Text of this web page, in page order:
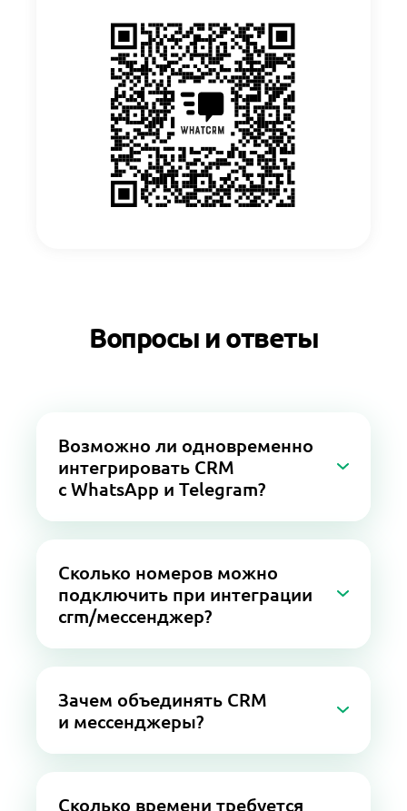
Вопросы и ответы
Возможно ли одновременно
интегрировать CRM
с WhatsApp и Telegram?
Да, с помощью сервиса Whatcrm
системы Битрикс24 и amoCRM можно
одновременно интегрировать
с WhatsApp и Telegram.
Сколько номеров можно
подключить при интеграции
crm/мессенджер?
Есть ограничения со стороны
amoCRM — не более 50 подключений
на один виджет. Количество номеров
для подключения при интеграции
Битрикс24 с мессенджерами
Зачем объединять CRM
и мессенджеры?
Благодаря связке CRM
и мессенджеров можно вести
Сколько времени требуется